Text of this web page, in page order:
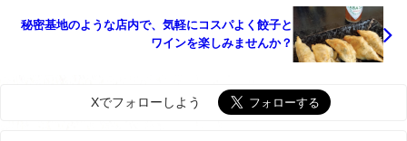
秘密基地のような店内で、気軽にコスパよく餃子と
ワインを楽しみませんか？
Xでフォローしよう